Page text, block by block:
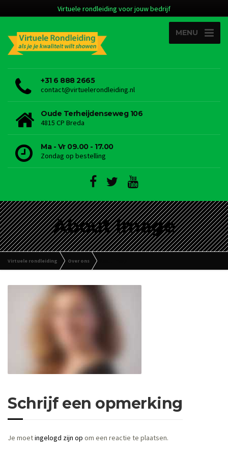
Virtuele rondleiding voor jouw bedrijf
MENU
+31 6 888 2665
contact@virtuelerondleiding.nl
Oude Terheijdenseweg 106
4815 CP Breda
Ma - Vr 09.00 - 17.00
Zondag op bestelling
About Image
Virtuele rondleiding Over ons
Schrijf een opmerking
Je moetingelogd zijn op om een reactie te plaatsen.